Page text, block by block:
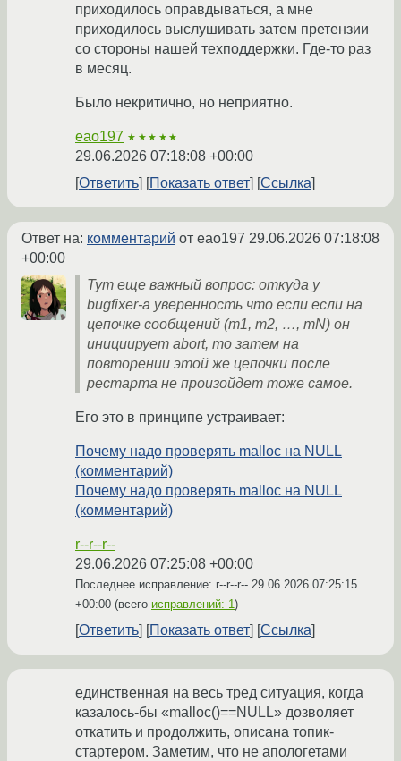
приходилось оправдываться, а мне
приходилось выслушивать затем претензии
со стороны нашей техподдержки. Где-то раз
в месяц.
Было некритично, но неприятно.
eao197 ★★★★★
29.06.2026 07:18:08 +00:00
Ответить
Показать ответ Ссылка
Ответ на: комментарий от eao197 29.06.2026 07:18:08
+00:00
Тут еще важный вопрос: откуда у
bugfixer-а уверенность что если если на
цепочке сообщений (m1, m2, …, mN) он
инициирует abort, то затем на
повторении этой же цепочки после
рестарта не произойдет тоже самое.
Его это в принципе устраивает:
Почему надо проверять malloc на NULL
(комментарий)
Почему надо проверять malloc на NULL
(комментарий)
r--r--r--
29.06.2026 07:25:08 +00:00
Последнее исправление: r--r--r-- 29.06.2026 07:25:15
+00:00 (всего исправлений: 1)
Ответить Показать ответ Ссылка
единственная на весь тред ситуация, когда
казалось-бы «malloc()==NULL» дозволяет
откатить и продолжить, описана топик-
стартером. Заметим, что не апологетами